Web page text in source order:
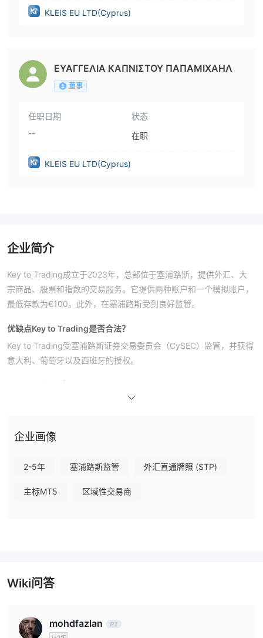
KLEIS EU LTD(Cyprus)
ΕΥΑΓΓΕΛΙΑ ΚΑΠΝΙΣΤΟΥ ΠΑΠΑΜΙΧΑΗΛ
董事
任职日期
--
状态
在职
KLEIS EU LTD(Cyprus)
企业简介
Key to Trading成立于2023年，总部位于塞浦路斯，提供外汇、大
宗商品、股票和指数的交易服务。它提供两种账户和一个模拟账户，
最低存款为€100。此外，在塞浦路斯受到良好监管。
优缺点Key to Trading是否合法？
Key to Trading受塞浦路斯证券交易委员会（CySEC）监管，并获得
意大利、葡萄牙以及西班牙的授权。
WikiFX现场调查团队访问了Key to Trading在塞浦路斯的办公地址，
我可以在Key to Trading上交易什么？
存款和取款
企业画像
2-5年 塞浦路斯监管 外汇直通牌照 (STP)
主标MT5 区域性交易商
Wiki问答
mohdfazlan